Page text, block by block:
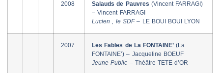
2008 Salauds de Pauvres (Vincent FARRAGI)
– Vincent FARRAGI
Lucien , le SDF –
LE BOUI BOUI LYON
2007 Les Fables de La FONTAINE’ (La
FONTAINE’) – Jacqueline BOEUF
Jeune Public – Théâtre TETE d’OR